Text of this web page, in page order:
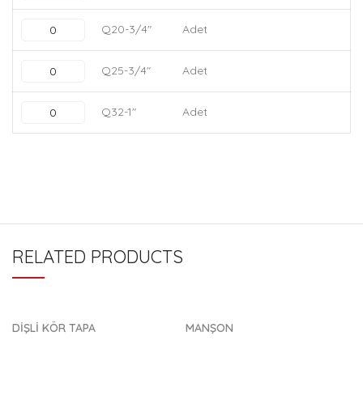
Q20-3/4" Adet
Q25-3/4" Adet
Q32-1" Adet
RELATED PRODUCTS
DİŞLİ KÖR TAPA MANŞON